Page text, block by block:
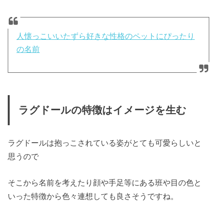
人懐っこいいたずら好きな性格のペットにぴったり
の名前
ラグドールの特徴はイメージを生む
ラグドールは抱っこされている姿がとても可愛らしいと
思うので
そこから名前を考えたり顔や手足等にある班や目の色と
いった特徴から色々連想しても良さそうですね。